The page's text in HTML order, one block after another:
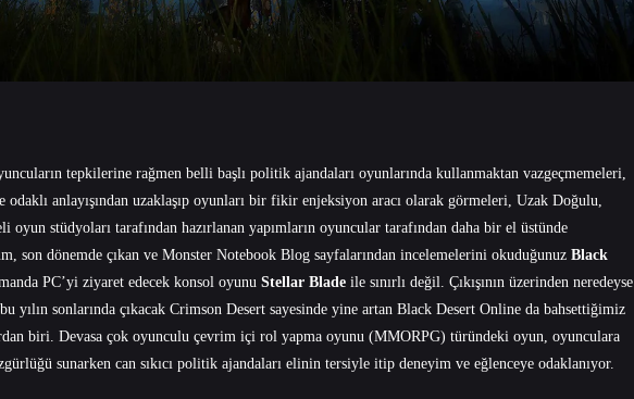
tepkilerine rağmen belli başlı politik ajandaları oyunlarında kullanmaktan vazgeçmemeleri,
odaklı anlayışından uzaklaşıp oyunları bir fikir enjeksiyon aracı olarak görmeleri, Uzak Doğulu,
stüdyoları tarafından hazırlanan yapımların oyuncular tarafından daha bir el üstünde
son dönemde çıkan ve Monster Notebook Blog sayfalarından incelemelerini okuduğunuz Black
PC’yi ziyaret edecek konsol oyunu Stellar Blade ile sınırlı değil. Çıkışının üzerinden neredeyse
yılın sonlarında çıkacak Crimson Desert sayesinde yine artan Black Desert Online da bahsettiğimiz
biri. Devasa çok oyunculu çevrim içi rol yapma oyunu (MMORPG) türündeki oyun, oyunculara
sunarken can sıkıcı politik ajandaları elinin tersiyle itip deneyim ve eğlenceye odaklanıyor.